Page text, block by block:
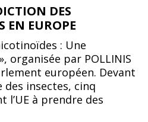
DES
EN EUROPE
: Une
organisée par POLLINIS
européen. Devant
insectes, cinq
l’UE à prendre des